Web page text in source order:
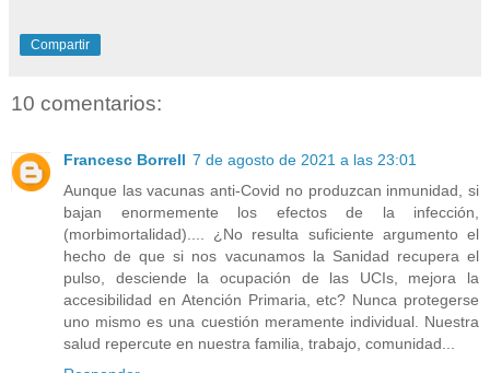
Compartir
10 comentarios:
Francesc Borrell 7 de agosto de 2021 a las 23:01
Aunque las vacunas anti-Covid no produzcan inmunidad, si
bajan enormemente los efectos de la infección,
(morbimortalidad).... ¿No resulta suficiente argumento el
hecho de que si nos vacunamos la Sanidad recupera el
pulso, desciende la ocupación de las UCIs, mejora la
accesibilidad en Atención Primaria, etc? Nunca protegerse
uno mismo es una cuestión meramente individual. Nuestra
salud repercute en nuestra familia, trabajo, comunidad...